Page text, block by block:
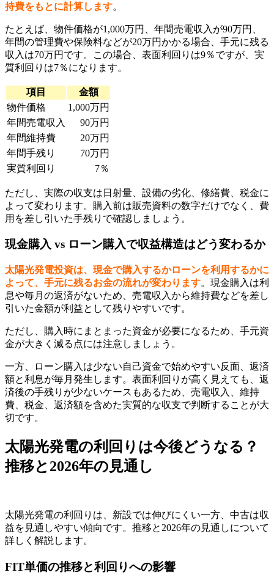
持費をもとに計算します。
たとえば、物件価格が1,000万円、年間売電収入が90万円、
年間の管理費や保険料などが20万円かかる場合、手元に残る
収入は70万円です。この場合、表面利回りは9％ですが、実
質利回りは7％になります。
項目
金額
物件価格
1,000万円
年間売電収入
90万円
年間維持費
20万円
年間手残り
70万円
実質利回り
7％
ただし、実際の収支は日射量、設備の劣化、修繕費、税金に
よって変わります。購入前は販売資料の数字だけでなく、費
用を差し引いた手残りで確認しましょう。
現金購入 vs ローン購入で収益構造はどう変わるか
太陽光発電投資は、現金で購入するかローンを利用するかに
よって、手元に残るお金の流れが変わります。現金購入は利
息や毎月の返済がないため、売電収入から維持費などを差し
引いた金額が利益として残りやすいです。
ただし、購入時にまとまった資金が必要になるため、手元資
金が大きく減る点には注意しましょう。
一方、ローン購入は少ない自己資金で始めやすい反面、返済
額と利息が毎月発生します。表面利回りが高く見えても、返
済後の手残りが少ないケースもあるため、売電収入、維持
費、税金、返済額を含めた実質的な収支で判断することが大
切です。
太陽光発電の利回りは今後どうなる？
推移と2026年の見通し
太陽光発電の利回りは、新設では伸びにくい一方、中古は収
益を見通しやすい傾向です。推移と2026年の見通しについて
詳しく解説します。
FIT単価の推移と利回りへの影響